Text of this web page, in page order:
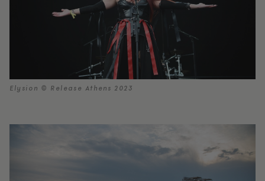
Elysion © Release Athens 2023